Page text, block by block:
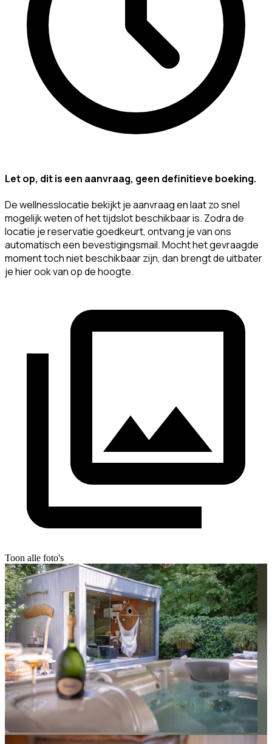
Let op, dit is een aanvraag, geen definitieve boeking.
De wellnesslocatie bekijkt je aanvraag en laat zo snel
mogelijk weten of het tijdslot beschikbaar is. Zodra de
locatie je reservatie goedkeurt, ontvang je van ons
automatisch een bevestigingsmail. Mocht het gevraagde
moment toch niet beschikbaar zijn, dan brengt de uitbater
je hier ook van op de hoogte.
Toon alle foto's